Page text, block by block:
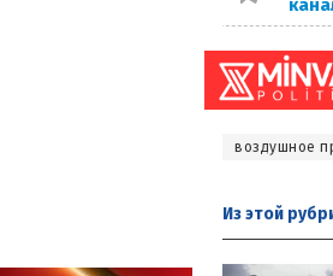
воздушное
Из этой